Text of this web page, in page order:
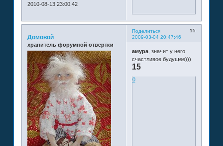
2010-08-13 23:00:42
Поделиться
15
2009-03-04 20:47:46
Домовой
хранитель форумной отвертки
амура, значит у него
счастливое будущее)))
15
0